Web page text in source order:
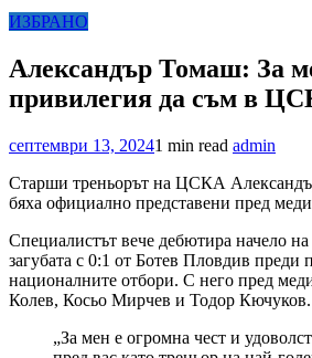
ИЗБРАНО
Александър Томаш: За
привилегия да съм в
септември 13, 20241 min read admin
Старши треньорът на ЦСКА
бяха официално представени пред
Специалистът вече дебютира начело
загубата с 0:1 от Ботев Пловдив преди
националните отбори. С него пред
Колев, Косьо Мирчев и Тодор Кючуков.
„За мен е огромна чест и